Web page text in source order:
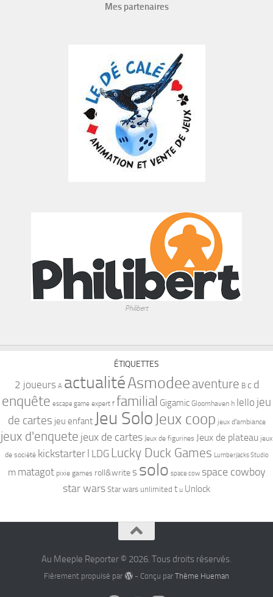
Mes partenaires
Philibert
ÉTIQUETTES
2 joueurs A actualitéAsmodee aventure B c d
enquête escape game expert f familial Gigamic Gloomhaven h Iello jeu
de cartes jeu enfant Jeu Solo Jeux coop jeux d'ambiance
jeux d'enquete jeux de cartes Jeux de figurines Jeux de plateau jeux
de société kickstarter l LDG Lucky Duck Games Lumberjacks Studio
m matagot pixie games roll&write s solo space cow space cowboy
star wars Star wars unlimited t u Unlock
Au Meeple Reporter © 2026. Tous droits réservés.
Fièrement propulsé par - Conçu par Thème Hueman